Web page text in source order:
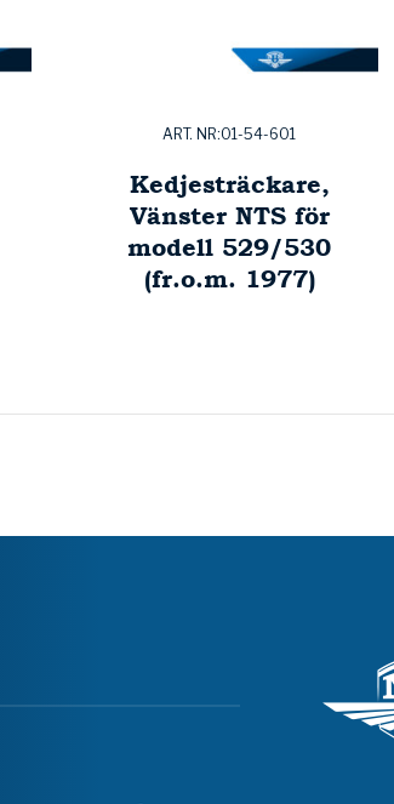
ART. NR:01-54-601
Kedjesträckare,
Vänster NTS för
modell 529/530
(fr.o.m. 1977)